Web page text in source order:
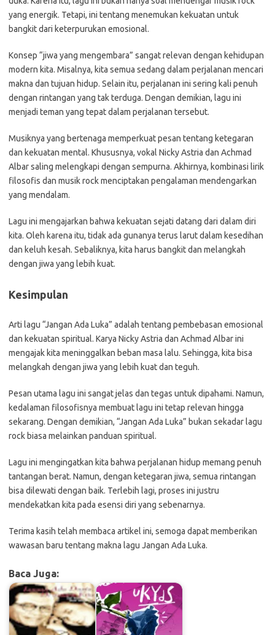
yang energik. Tetapi, ini tentang menemukan kekuatan untuk
bangkit dari keterpurukan emosional.
Konsep “jiwa yang mengembara” sangat relevan dengan kehidupan
modern kita. Misalnya, kita semua sedang dalam perjalanan mencari
makna dan tujuan hidup. Selain itu, perjalanan ini sering kali penuh
dengan rintangan yang tak terduga. Dengan demikian, lagu ini
menjadi teman yang tepat dalam perjalanan tersebut.
Musiknya yang bertenaga memperkuat pesan tentang ketegaran
dan kekuatan mental. Khususnya, vokal Nicky Astria dan Achmad
Albar saling melengkapi dengan sempurna. Akhirnya, kombinasi lirik
filosofis dan musik rock menciptakan pengalaman mendengarkan
yang mendalam.
Lagu ini mengajarkan bahwa kekuatan sejati datang dari dalam diri
kita. Oleh karena itu, tidak ada gunanya terus larut dalam kesedihan
dan keluh kesah. Sebaliknya, kita harus bangkit dan melangkah
dengan jiwa yang lebih kuat.
Kesimpulan
Arti lagu “Jangan Ada Luka” adalah tentang pembebasan emosional
dan kekuatan spiritual. Karya Nicky Astria dan Achmad Albar ini
mengajak kita meninggalkan beban masa lalu. Sehingga, kita bisa
melangkah dengan jiwa yang lebih kuat dan teguh.
Pesan utama lagu ini sangat jelas dan tegas untuk dipahami. Namun,
kedalaman filosofisnya membuat lagu ini tetap relevan hingga
sekarang. Dengan demikian, “Jangan Ada Luka” bukan sekadar lagu
rock biasa melainkan panduan spiritual.
Lagu ini mengingatkan kita bahwa perjalanan hidup memang penuh
tantangan berat. Namun, dengan ketegaran jiwa, semua rintangan
bisa dilewati dengan baik. Terlebih lagi, proses ini justru
mendekatkan kita pada esensi diri yang sebenarnya.
Terima kasih telah membaca artikel ini, semoga dapat memberikan
wawasan baru tentang makna lagu Jangan Ada Luka.
Baca Juga: